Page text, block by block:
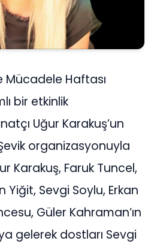
Mücadele Haftası
bir etkinlik
Uğur Karakuş’un
organizasyonuyla
Karakuş, Faruk Tuncel,
Yiğit, Sevgi Soylu, Erkan
Güler Kahraman’ın
gelerek dostları Sevgi